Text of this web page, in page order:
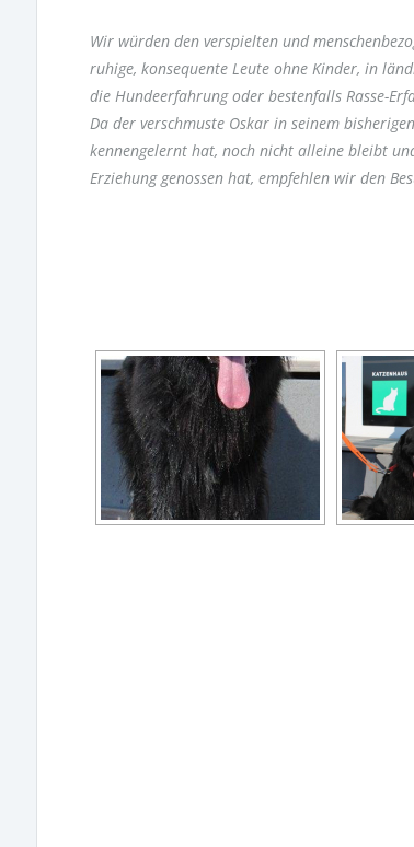
Wir würden den verspielten und
ruhige, konsequente Leute ohne Kinder, in
die Hundeerfahrung oder bestenfalls Rasse-
Da der verschmuste Oskar in seinem
kennengelernt hat, noch nicht alleine bleibt
Erziehung genossen hat, empfehlen wir den